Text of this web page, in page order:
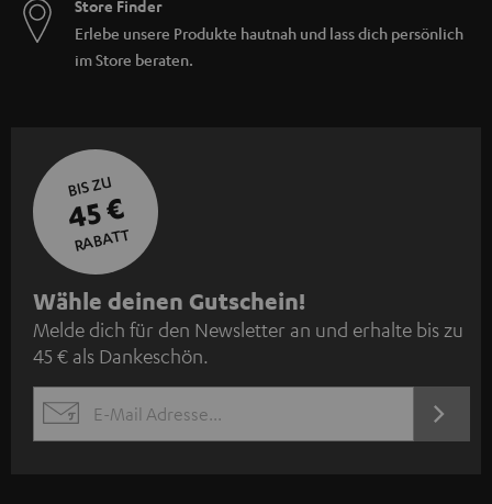
Store Finder
Erlebe unsere Produkte hautnah und lass dich persönlich
im Store beraten.
BIS ZU
45 €
RABATT
N
e
w
s
l
Wähle deinen Gutschein!
Melde dich für den Newsletter an und erhalte bis zu
45 € als Dankeschön.
EMAIL
JETZT